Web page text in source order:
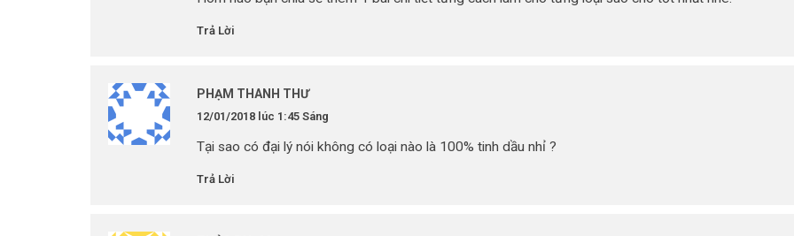
Trả Lời
PHẠM THANH THƯ
12/01/2018 lúc 1:45 Sáng
Tại sao có đại lý nói không có loại nào là 100% tinh dầu nhỉ ?
Trả Lời